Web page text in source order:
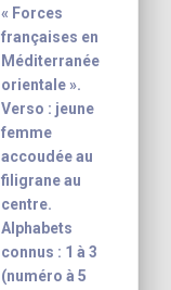
« Forces
françaises en
Méditerranée
orientale ».
Verso : jeune
femme
accoudée au
filigrane au
centre.
Alphabets
connus : 1 à 3
(numéro à 5